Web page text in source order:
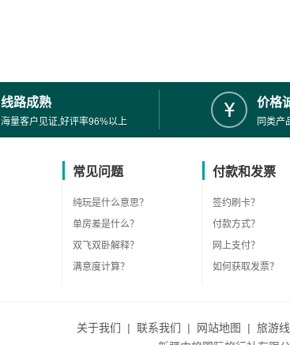
线路成熟
海量客户见证,好评率96%以上
价格
同类产
常见问题
纯玩是什么意思？
单房差是什么？
双飞双卧解释？
满意度计算？
付款和发票
签约刷卡？
付款方式？
网上支付？
如何获取发票？
关于我们 | 联系我们 | 网站地图 | 旅游